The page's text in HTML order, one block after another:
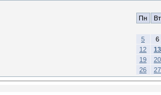
Пн Вт
5
6
12
13
19
20
26
27